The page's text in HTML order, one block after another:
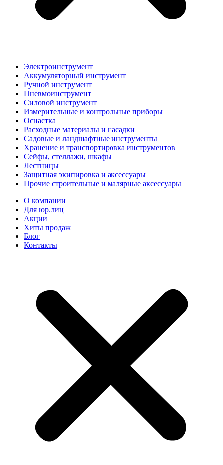
Электроинструмент
Аккумуляторный инструмент
Ручной инструмент
Пневмоинструмент
Силовой инструмент
Измерительные и контрольные приборы
Оснастка
Расходные материалы и насадки
Садовые и ландшафтные инструменты
Хранение и транспортировка инструментов
Сейфы, стеллажи, шкафы
Лестницы
Защитная экипировка и аксессуары
Прочие строительные и малярные аксессуары
О компании
Для юр.лиц
Акции
Хиты продаж
Блог
Контакты